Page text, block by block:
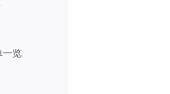
一览